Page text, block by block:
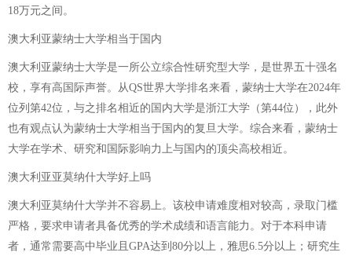
18万元之间。
澳大利亚蒙纳士大学相当于国内
澳大利亚蒙纳士大学是一所公立综合性研究型大学，是世界五十强名
校，享有高国际声誉。从QS世界大学排名来看，蒙纳士大学在2024年
位列第42位，与之排名相近的国内大学是浙江大学（第44位），此外
也有观点认为蒙纳士大学相当于国内的复旦大学。综合来看，蒙纳士
大学在学术、研究和国际影响力上与国内的顶尖高校相近。
澳大利亚亚莫纳什大学好上吗
澳大利亚莫纳什大学并不容易上。该校申请难度相对较高，录取门槛
严格，要求申请者具备优秀的学术成绩和语言能力。对于本科申请
者，通常需要高中毕业且GPA达到80分以上，雅思6.5分以上；研究生